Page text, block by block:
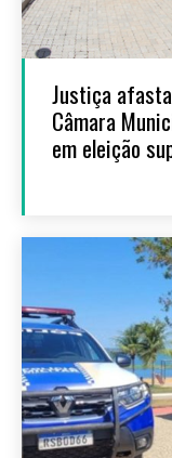
Justiça
Câmara
em eleição